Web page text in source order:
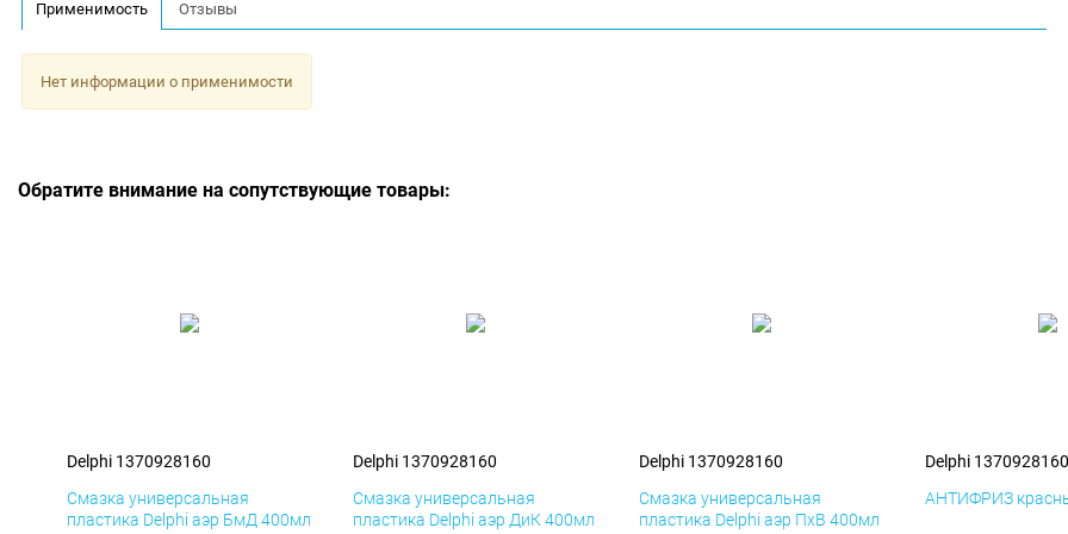
Применимость Отзывы
Нет информации о применимости
Обратите внимание на сопутствующие товары:
Delphi 1370928160
Смазка универсальная
пластика Delphi аэр БмД 400мл
Delphi 1370928160
Смазка универсальная
пластика Delphi аэр ДиК 400мл
Delphi 1370928160
Смазка универсальная
пластика Delphi аэр ПхВ 400мл
Delphi 1370928160
АНТИФРИЗ